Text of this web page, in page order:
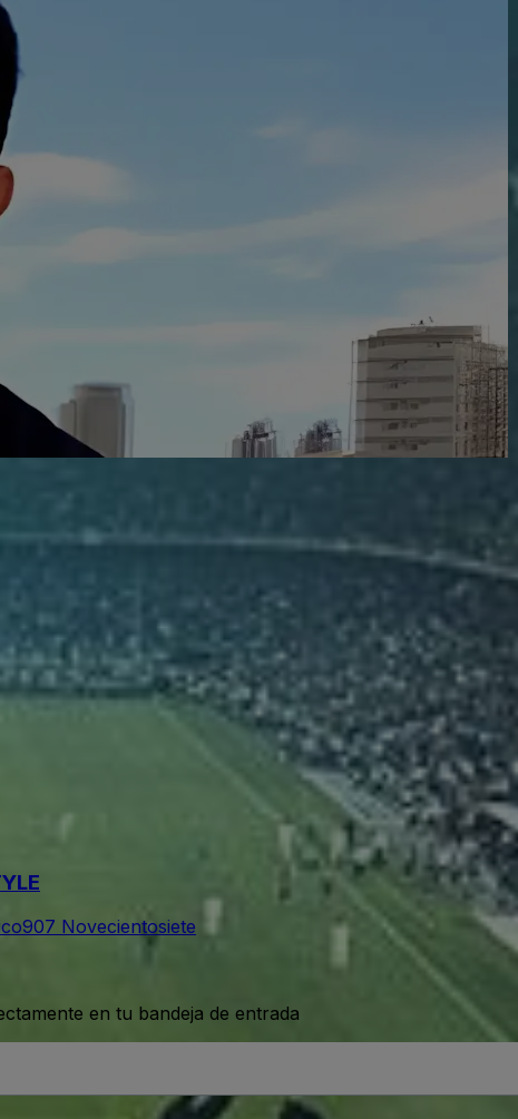
907 Novecientosiete
en tu bandeja de entrada